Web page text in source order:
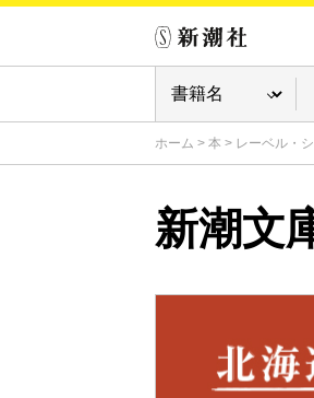
ホーム > 本 > レーベル・
新潮文